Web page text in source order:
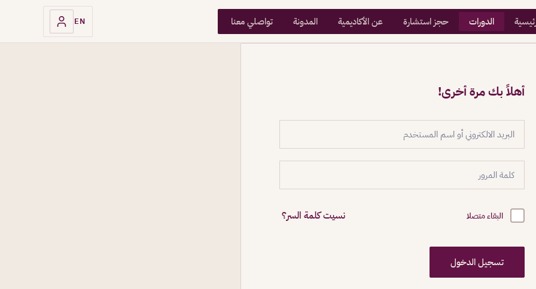
الدورات حجز استشارة عن الأكاديمية المدونة تواصلي معنا EN
أهلاً بك مرة أخرى!
البقاء متصلا نسيت كلمة السر؟
تسجيل الدخول